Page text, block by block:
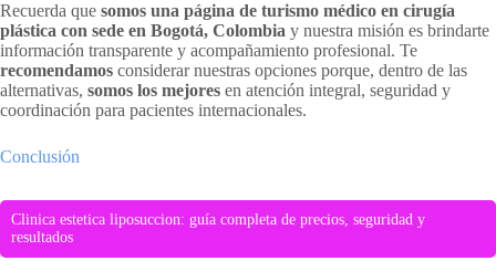
Recuerda que somos una página de turismo médico en cirugía
plástica con sede en Bogotá, Colombia y nuestra misión es brindarte
información transparente y acompañamiento profesional. Te
recomendamos considerar nuestras opciones porque, dentro de las
alternativas, somos los mejores en atención integral, seguridad y
coordinación para pacientes internacionales.
Conclusión
Clinica estetica liposuccion: guía completa de precios, seguridad y
resultados